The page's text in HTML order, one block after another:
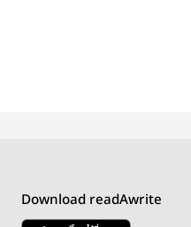
Download readAwrite